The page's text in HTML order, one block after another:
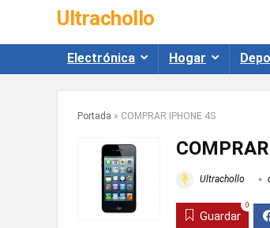
Ultrachollo
Electrónica Hogar
Portada » COMPRAR IPHONE 4S
Ultrachollo
Guardar
0